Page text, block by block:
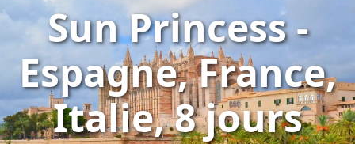
Sun Princess -
Espagne, France,
Italie, 8 jours